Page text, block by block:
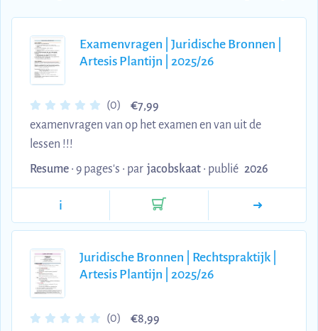
Examenvragen | Juridische Bronnen |
Artesis Plantijn | 2025/26
(0) €7,99
examenvragen van op het examen en van uit de
lessen !!!
Resume • 9 pages's • par jacobskaat • publié 2026
i
Juridische Bronnen | Rechtspraktijk |
Artesis Plantijn | 2025/26
(0) €8,99